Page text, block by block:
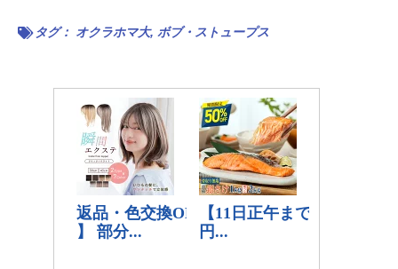
タグ： オクラホマ大, ボブ・ストュープス